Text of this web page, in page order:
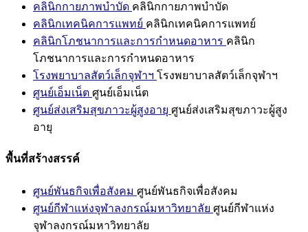
คลินิกกายภาพบำบัด คลินิกกายภาพบำบัด
คลินิกเทคนิคการแพทย์ คลินิกเทคนิคการแพทย์
คลินิกโภชนาการและการกำหนดอาหาร คลินิก
โภชนาการและการกำหนดอาหาร
โรงพยาบาลสัตว์เล็กจุฬาฯ โรงพยาบาลสัตว์เล็กจุฬาฯ
ศูนย์เอ็มเน็ต ศูนย์เอ็มเน็ต
ศูนย์ส่งเสริมสุขภาวะผู้สูงอายุ ศูนย์ส่งเสริมสุขภาวะผู้สูง
อายุ
พื้นที่สร้างสรรค์
ศูนย์พันธกิจเพื่อสังคม ศูนย์พันธกิจเพื่อสังคม
ศูนย์กีฬาแห่งจุฬาลงกรณ์มหาวิทยาลัย ศูนย์กีฬาแห่ง
จุฬาลงกรณ์มหาวิทยาลัย